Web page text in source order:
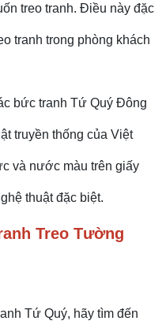
treo tranh. Điều này đặc
tranh trong phòng khách
bức tranh Tứ Quý Đông
truyền thống của Việt
và nước màu trên giấy
thuật đặc biệt.
Treo Tường
Tứ Quý, hãy tìm đến